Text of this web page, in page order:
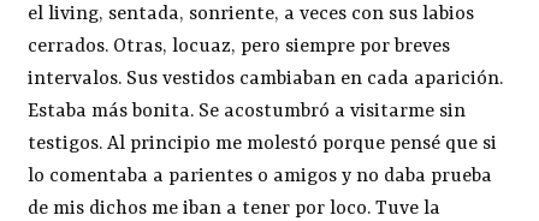
el living, sentada, sonriente, a veces con sus labios
cerrados. Otras, locuaz, pero siempre por breves
intervalos. Sus vestidos cambiaban en cada aparición.
Estaba más bonita. Se acostumbró a visitarme sin
testigos. Al principio me molestó porque pensé que si
lo comentaba a parientes o amigos y no daba prueba
de mis dichos me iban a tener por loco. Tuve la